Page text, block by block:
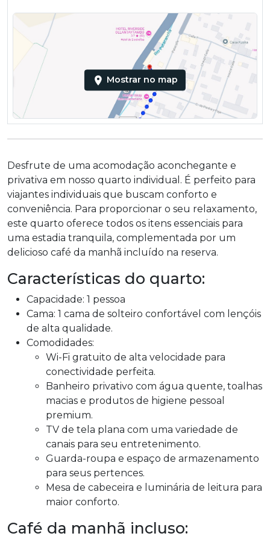
Mostrar no map
Desfrute de uma acomodação aconchegante e
privativa em nosso quarto individual. É perfeito para
viajantes individuais que buscam conforto e
conveniência. Para proporcionar o seu relaxamento,
este quarto oferece todos os itens essenciais para
uma estadia tranquila, complementada por um
delicioso café da manhã incluído na reserva.
Características do quarto:
Capacidade: 1 pessoa
Cama: 1 cama de solteiro confortável com lençóis
de alta qualidade.
Comodidades:
Wi-Fi gratuito de alta velocidade para
conectividade perfeita.
Banheiro privativo com água quente, toalhas
macias e produtos de higiene pessoal
premium.
TV de tela plana com uma variedade de
canais para seu entretenimento.
Guarda-roupa e espaço de armazenamento
para seus pertences.
Mesa de cabeceira e luminária de leitura para
maior conforto.
Café da manhã incluso: